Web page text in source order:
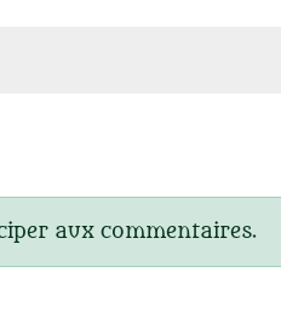
aux commentaires.